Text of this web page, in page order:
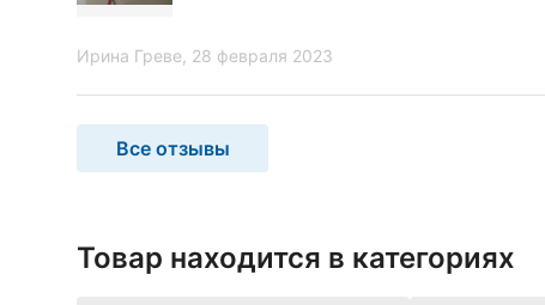
Ирина Греве , 28 февраля 2023
Все отзывы
Товар находится в категориях